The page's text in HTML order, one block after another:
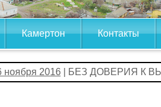
Камертон Контакты
ноября 2016| БЕЗ ДОВЕРИЯ К